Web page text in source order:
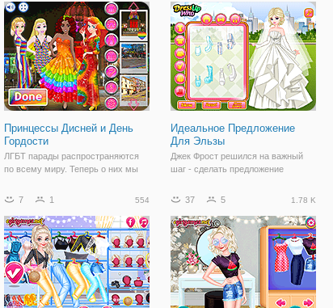
повседневная и пиджаки.
Белоснежка, Русалочка,
Принцесса Синди и
прочих мест, которые все девочки
просто
Принцессы Дисней и День
Гордости
ЛГБТ парады распространяются
по всему миру. Теперь о них мы
Средств Массовой Информации,
Например, слегка затронула эту
тему, игра одевалка "Принцессы
Дисней и День
Идеальное Предложение
Для Эльзы
Джек Фрост решился на важный
шаг - сделать предложение
требует не только моральной
Ведь одно из главных событий в
жизни девушки должно быть
запоминающимся.
7 1 554 37 5 1.78 K